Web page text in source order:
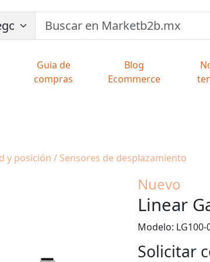
Guia de
compras
Blog
Ecommerce
posición / Sensores de desplazamiento
Nuevo
Linear
Modelo:
Solicitar